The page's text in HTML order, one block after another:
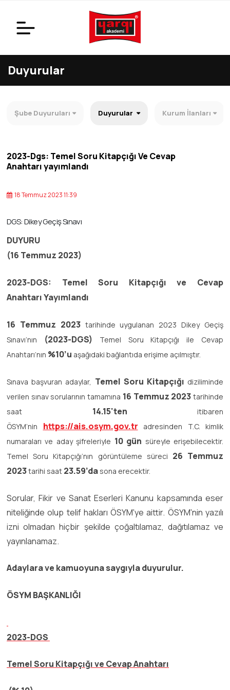
Duyurular
Şube Duyuruları Duyurular Kurum İlanları
2023-Dgs: Temel Soru Kitapçığı Ve Cevap
Anahtarı yayımlandı
18 Temmuz 2023 11:39
DGS: Dikey Geçiş Sınavı
DUYURU
(16 Temmuz 2023)
2023-DGS: Temel Soru Kitapçığı ve Cevap
Anahtarı Yayımlandı
16 Temmuz 2023 tarihinde uygulanan 2023 Dikey Geçiş
Sınavı’nın
(2023-DGS)
Temel Soru Kitapçığı ile Cevap
Anahtarı’nın %10’u aşağıdaki bağlantıda erişime açılmıştır.
Sınava başvuran adaylar, Temel Soru Kitapçığı diziliminde
verilen sınav sorularının tamamına 16 Temmuz 2023tarihinde
saat 14.15'ten itibaren
ÖSYM’nin https://ais.osym.gov.tr adresinden T.C. kimlik
numaraları ve aday şifreleriyle 10 gün süreyle erişebilecektir.
Temel Soru Kitapçığı’nın görüntüleme süreci 26 Temmuz
2023tarihi saat 23.59’da sona erecektir.
Sorular, Fikir ve Sanat Eserleri Kanunu kapsamında eser
niteliğinde olup telif hakları ÖSYM'ye aittir. ÖSYM'nin yazılı
izni olmadan hiçbir şekilde çoğaltılamaz, dağıtılamaz ve
yayınlanamaz.
Adaylara ve kamuoyuna saygıyla duyurulur.
ÖSYM BAŞKANLIĞI
2023-DGS
Temel Soru Kitapçığı ve Cevap Anahtarı